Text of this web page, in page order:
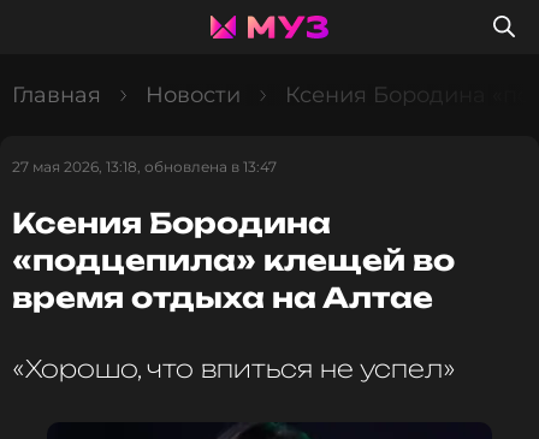
Главная Новости Ксения Бородина
27 мая 2026, 13:18, обновлена в 13:47
Ксения Бородина
«подцепила» клещей во
время отдыха на Алтае
«Хорошо, что впиться не успел»